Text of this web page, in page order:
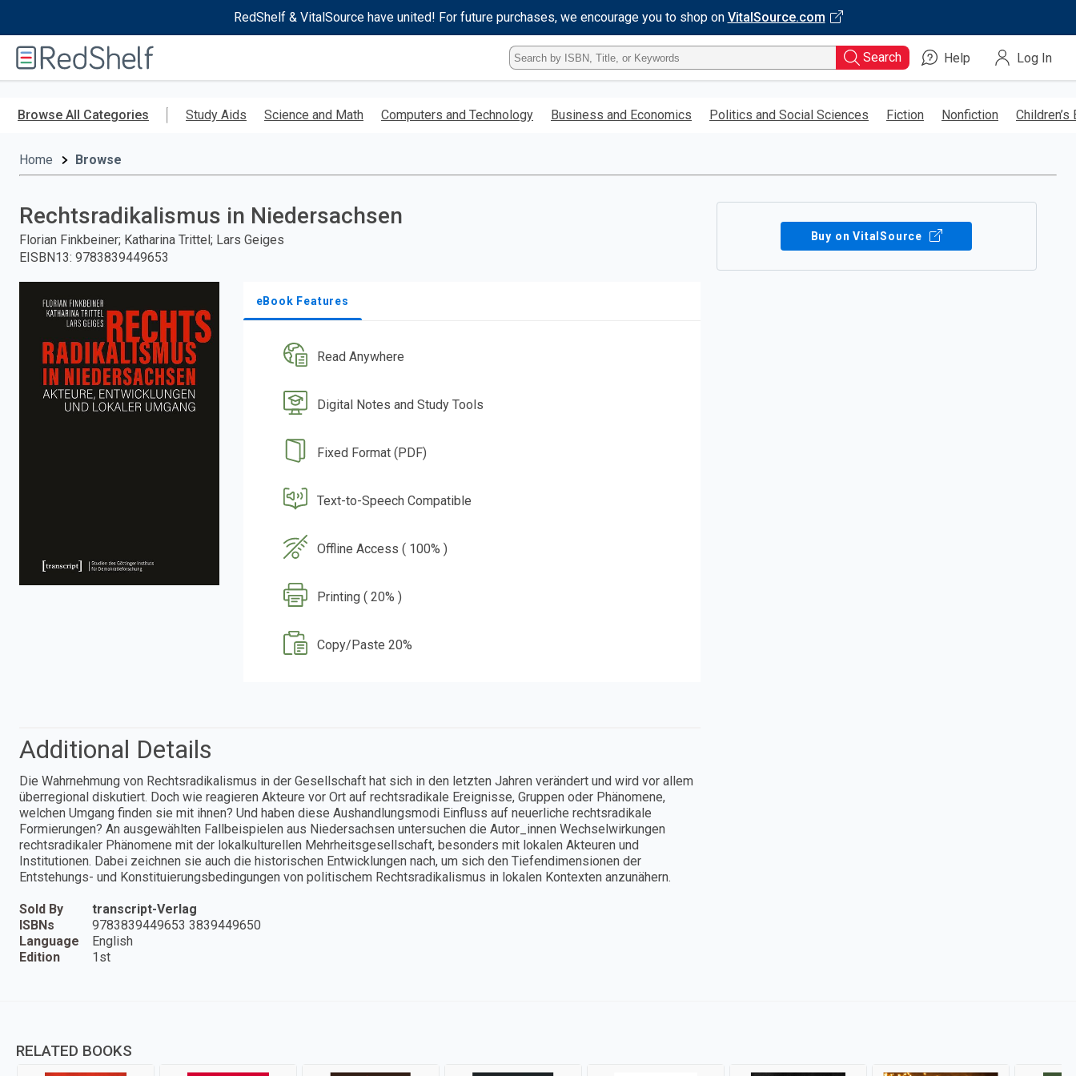
RedShelf & VitalSource have united! For future purchases, we encourage you to shop on VitalSource.com
RedShelf
Type
ISBN,
Title,
Keyword
Search Help Log In
Browse All Categories Study Aids Science and Math Computers and Technology Business and Economics Politics and Social Sciences Fiction Nonfiction Children’s
Home Browse
Rechtsradikalismus in Niedersachsen
Florian Finkbeiner; Katharina Trittel; Lars Geiges
EISBN13: 9783839449653
eBook Features
Read Anywhere
Digital Notes and Study Tools
Fixed Format (PDF)
Text-to-Speech Compatible
Offline Access ( 100% )
Printing ( 20% )
Copy/Paste 20%
Buy on VitalSource
Additional Details
Die Wahrnehmung von Rechtsradikalismus in der Gesellschaft hat sich in den letzten Jahren verändert und wird vor allem
überregional diskutiert. Doch wie reagieren Akteure vor Ort auf rechtsradikale Ereignisse, Gruppen oder Phänomene,
welchen Umgang finden sie mit ihnen? Und haben diese Aushandlungsmodi Einfluss auf neuerliche rechtsradikale
Formierungen? An ausgewählten Fallbeispielen aus Niedersachsen untersuchen die Autor_innen Wechselwirkungen
rechtsradikaler Phänomene mit der lokalkulturellen Mehrheitsgesellschaft, besonders mit lokalen Akteuren und
Institutionen. Dabei zeichnen sie auch die historischen Entwicklungen nach, um sich den Tiefendimensionen der
Entstehungs- und Konstituierungsbedingungen von politischem Rechtsradikalismus in lokalen Kontexten anzunähern.
Sold By
transcript-Verlag
ISBNs
9783839449653 3839449650
Language
English
Edition
1st
RELATED BOOKS